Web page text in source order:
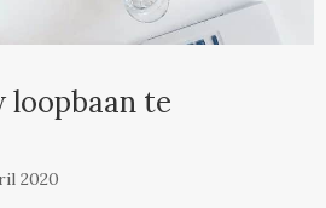
loopbaan te
2020